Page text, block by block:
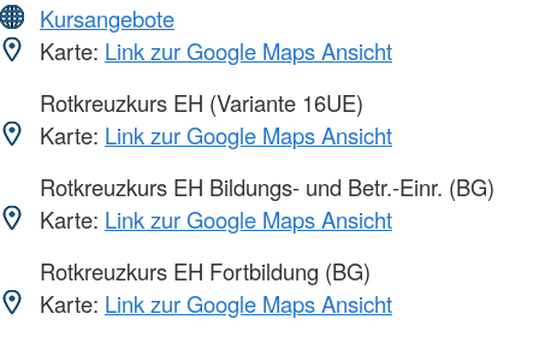
Kursangebote
Karte: Link zur Google Maps Ansicht
Rotkreuzkurs EH (Variante 16UE)
Karte: Link zur Google Maps Ansicht
Rotkreuzkurs EH Bildungs- und Betr.-Einr. (BG)
Karte: Link zur Google Maps Ansicht
Rotkreuzkurs EH Fortbildung (BG)
Karte: Link zur Google Maps Ansicht